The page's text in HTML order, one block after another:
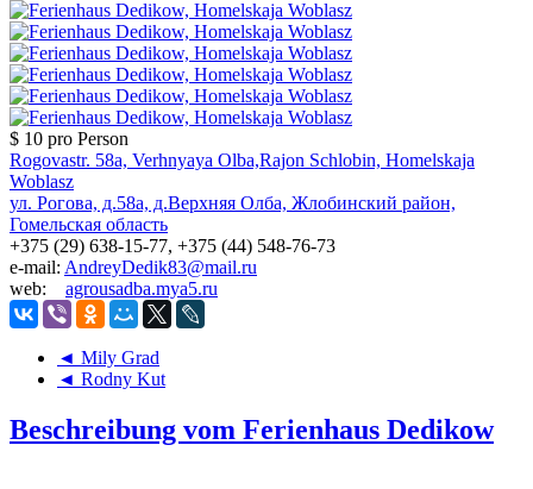
$ 10 pro Person
Rogovastr. 58a, Verhnyaya Olba,Rajon Schlobin, Homelskaja
Woblasz
ул. Рогова, д.58а, д.Верхняя Олба, Жлобинский район,
Гомельская область
+375 (29) 638-15-77, +375 (44) 548-76-73
e-mail: AndreyDedik83@mail.ru
web: agrousadba.mya5.ru
◄ Mily Grad
◄ Rodny Kut
Beschreibung vom Ferienhaus Dedikow